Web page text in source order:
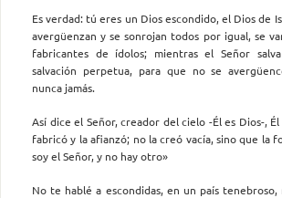
Es verdad: tú eres un Dios escondido, el Dios de
avergüenzan y se sonrojan todos por igual, se
fabricantes de ídolos; mientras el Señor
salvación perpetua, para que no se
nunca jamás.
Así dice el Señor, creador del cielo -Él es Dios-,
fabricó y la afianzó; no la creó vacía, sino que la
soy el Señor, y no hay otro»
No te hablé a escondidas, en un país